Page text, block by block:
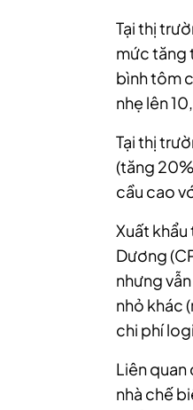
Tại thị
mức tăng
bình tôm
nhẹ lên
Tại thị
(tăng
cầu cao
Xuất khẩu
Dương
nhưng
nhỏ khác
chi phí
Liên quan
nhà chế